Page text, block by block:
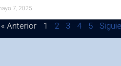
7, 2025
« Anterior 1 2 3 4 5